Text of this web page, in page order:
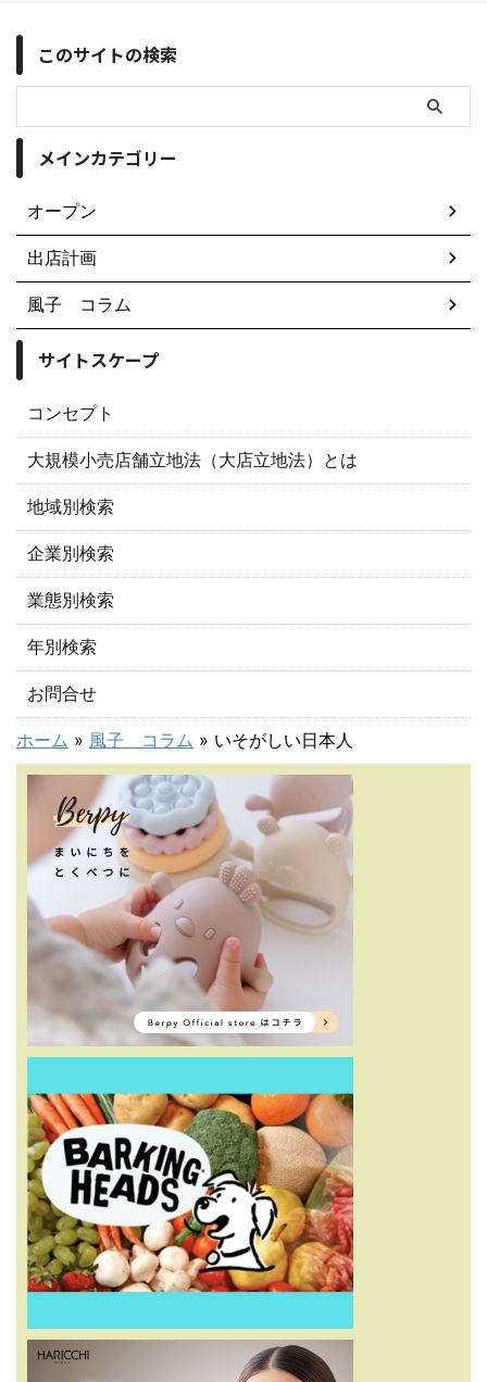
このサイトの検索
メインカテゴリー
オープン
出店計画
風子 コラム
サイトスケープ
コンセプト
大規模小売店舗立地法（大店立地法）とは
地域別検索
企業別検索
業態別検索
年別検索
お問合せ
ホーム » 風子 コラム » いそがしい日本人